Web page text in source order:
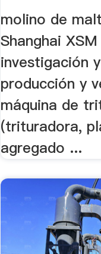
molino de
Shanghai
investigación
producción y
máquina de
(trituradora,
agregado ...